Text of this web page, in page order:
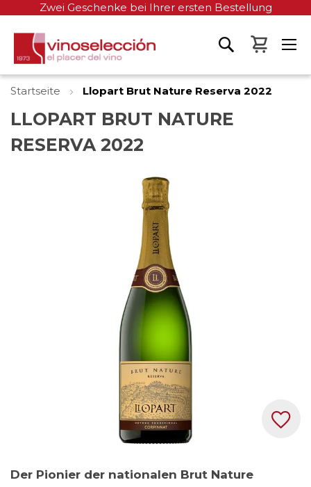
Zwei Geschenke bei Ihrer ersten Bestellung
Mein
Startseite Llopart Brut Nature Reserva 2022
LLOPART BRUT NATURE
RESERVA 2022
Anfang
Der Pionier der nationalen Brut Nature